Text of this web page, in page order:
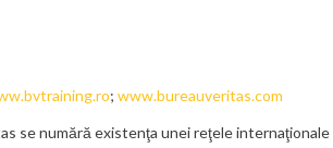
; www.bureauveritas.com
se numără existenţa unei reţele